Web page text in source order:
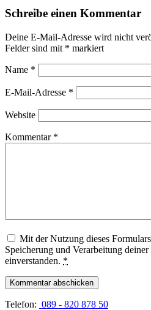
Schreibe einen Kommentar
Deine E-Mail-Adresse wird nicht
Felder sind mit * markiert
Name *
E-Mail-Adresse *
Website
Kommentar *
Mit der Nutzung dieses
Speicherung und Verarbeitung
einverstanden. *
Telefon: 089 - 820 878 50